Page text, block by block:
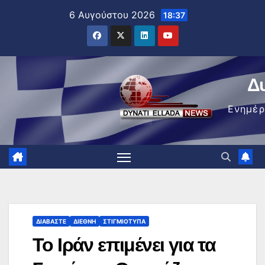
6 Αυγούστου 2026 18:37
ΔΙΑΒΆΣΤΕ ΔΙΕΘΝΉ ΣΤΙΓΜΙΌΤΥΠΑ
Το Ιράν επιμένει για τα